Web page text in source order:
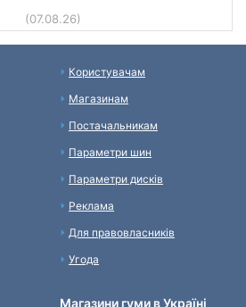
(07.08.26)
Користувачам
Магазинам
Постачальникам
Параметри шин
Параметри дисків
Реклама
Для правовласників
Угода
Магазини гуми в Україні